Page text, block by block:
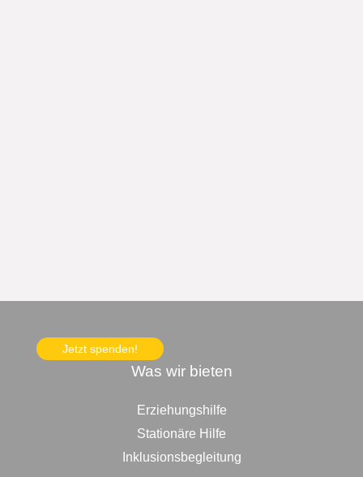
Jetzt spenden!
Was wir bieten
Erziehungshilfe
Stationäre Hilfe
Inklusionsbegleitung